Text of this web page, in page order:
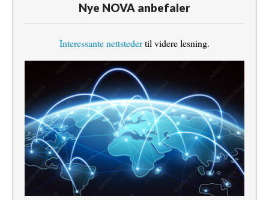
Nye NOVA anbefaler
Interessante nettstedertil videre lesning.